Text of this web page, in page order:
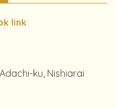
link
ku, Nishiarai